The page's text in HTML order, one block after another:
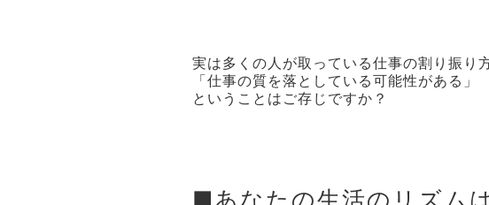
実は多くの人が取っている仕事の割り振り
「仕事の質を落としている可能性がある」
ということはご存じですか？
■あなたの生活のリズム